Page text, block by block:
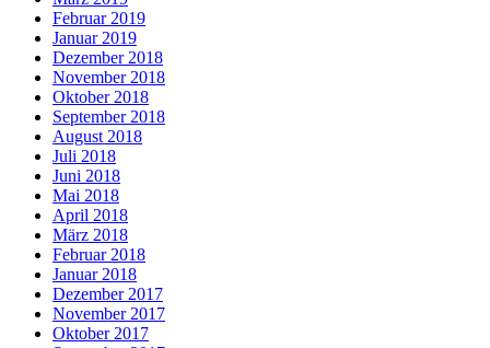
Februar 2019
Januar 2019
Dezember 2018
November 2018
Oktober 2018
September 2018
August 2018
Juli 2018
Juni 2018
Mai 2018
April 2018
März 2018
Februar 2018
Januar 2018
Dezember 2017
November 2017
Oktober 2017